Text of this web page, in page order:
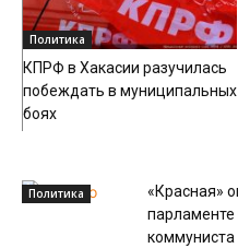
Политика
КПРФ в Хакасии разучилась
побеждать в муниципальных
боях
Политика
«Красная»
коммуниста